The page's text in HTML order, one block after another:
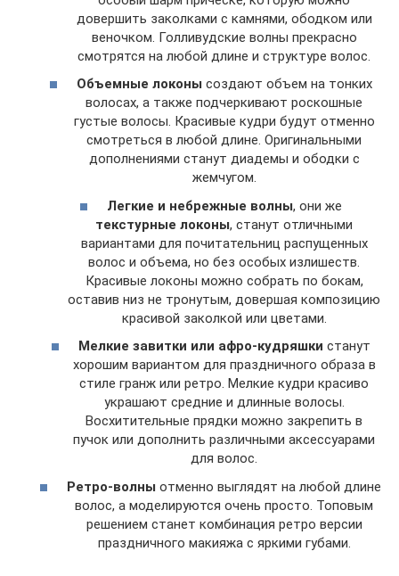
довершить заколками с камнями, ободком или
веночком. Голливудские волны прекрасно
смотрятся на любой длине и структуре волос.
Объемные локоны создают объем на тонких
волосах, а также подчеркивают роскошные
густые волосы. Красивые кудри будут отменно
смотреться в любой длине. Оригинальными
дополнениями станут диадемы и ободки с
жемчугом.
Легкие и небрежные волны, они же
текстурные локоны, станут отличными
вариантами для почитательниц распущенных
волос и объема, но без особых излишеств.
Красивые локоны можно собрать по бокам,
оставив низ не тронутым, довершая композицию
красивой заколкой или цветами.
Мелкие завитки или афро-кудряшки станут
хорошим вариантом для праздничного образа в
стиле гранж или ретро. Мелкие кудри красиво
украшают средние и длинные волосы.
Восхитительные прядки можно закрепить в
пучок или дополнить различными аксессуарами
для волос.
Ретро-волны отменно выглядят на любой длине
волос, а моделируются очень просто. Топовым
решением станет комбинация ретро версии
праздничного макияжа с яркими губами.